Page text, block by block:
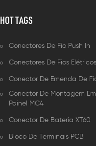
HOT TAGS
Conectores De Fio Push In
Conectores De Fios
Conector De Emenda De
Conector De Montagem Em
Painel MC4
Conector De Bateria XT60
Bloco De Terminais PCB